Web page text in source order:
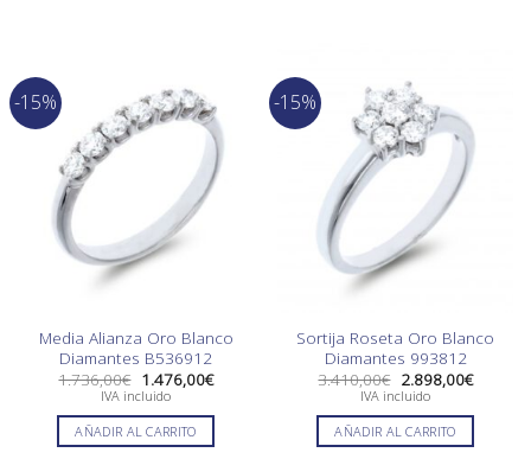
-15%
Media Alianza Oro Blanco
Diamantes B536912
1.736,00€ El
precio
era:
1.736,00€.
1.476,00€El
es:
1.476,00€.
IVA incluido
AÑADIR AL CARRITO
-15%
Sortija Roseta Oro Blanco
Diamantes 993812
3.410,00€ El
precio
era:
3.410,00€.
2.898,00€El
es:
IVA incluido
AÑADIR AL CARRITO